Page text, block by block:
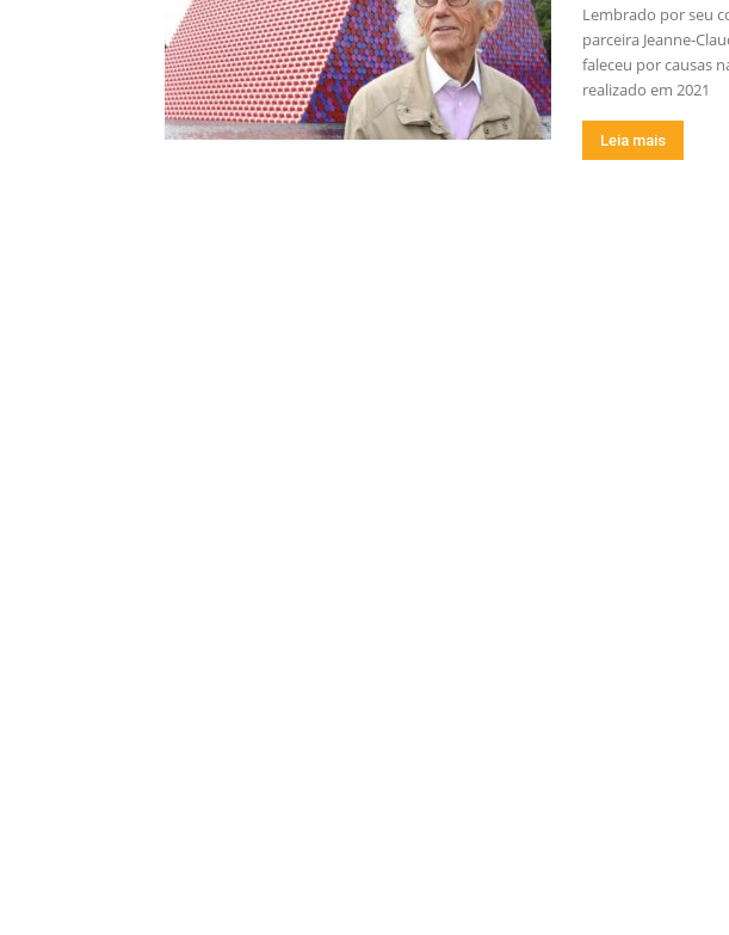
Lembrado por seu
parceira Jeanne-
faleceu por causas
realizado em 2021
Leia mais